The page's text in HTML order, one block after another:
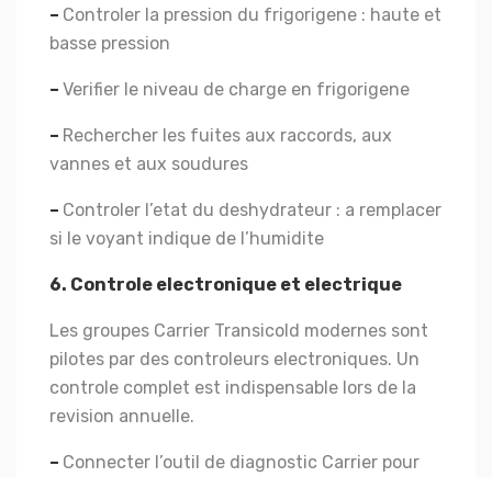
– Controler la pression du frigorigene : haute et
basse pression
– Verifier le niveau de charge en frigorigene
– Rechercher les fuites aux raccords, aux
vannes et aux soudures
– Controler l’etat du deshydrateur : a remplacer
si le voyant indique de l’humidite
6. Controle electronique et electrique
Les groupes Carrier Transicold modernes sont
pilotes par des controleurs electroniques. Un
controle complet est indispensable lors de la
revision annuelle.
– Connecter l’outil de diagnostic Carrier pour